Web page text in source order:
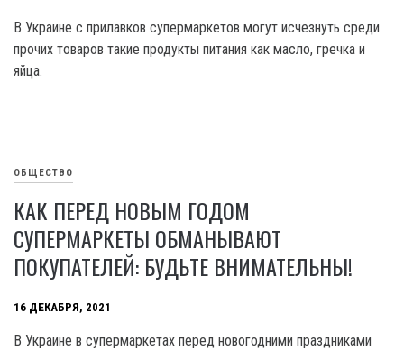
В Украине с прилавков супермаркетов могут исчезнуть среди
прочих товаров такие продукты питания как масло, гречка и
яйца.
ОБЩЕСТВО
КАК ПЕРЕД НОВЫМ ГОДОМ
СУПЕРМАРКЕТЫ ОБМАНЫВАЮТ
ПОКУПАТЕЛЕЙ: БУДЬТЕ ВНИМАТЕЛЬНЫ!
16 ДЕКАБРЯ, 2021
В Украине в супермаркетах перед новогодними праздниками